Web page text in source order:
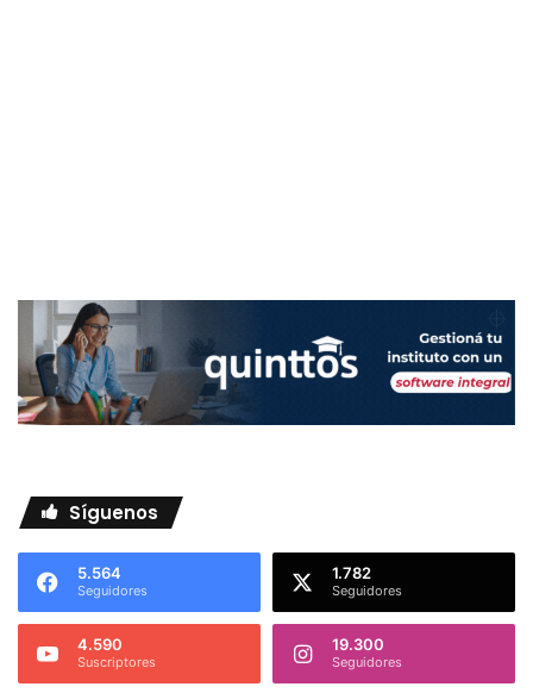
Síguenos
5.564
Seguidores
1.782
Seguidores
4.590
Suscriptores
19.300
Seguidores